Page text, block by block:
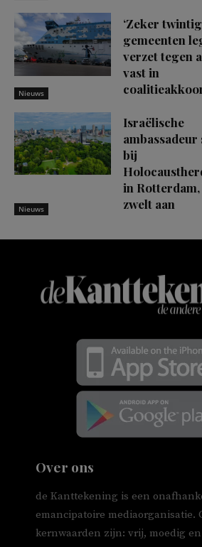
Nieuws
‘Zeker
gemeenten
verzet tegen
vast in
Nieuws
Israëlische
bij
in
zwelt aan
Over ons
de Kanttekening is een
emancipatoire mediaorganisatie.
kernwaarden zijn: vrij, moedig